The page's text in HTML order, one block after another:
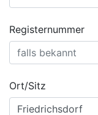
Registernummer
Ort/Sitz